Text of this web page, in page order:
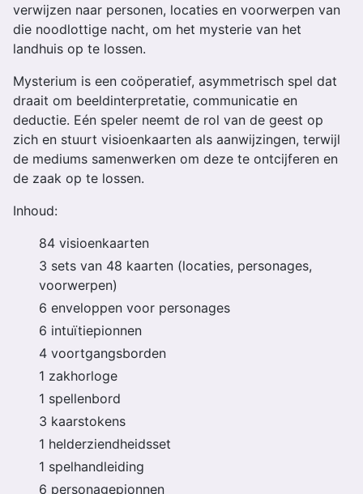
verwijzen naar personen, locaties en voorwerpen van
die noodlottige nacht, om het mysterie van het
landhuis op te lossen.
Mysterium is een coöperatief, asymmetrisch spel dat
draait om beeldinterpretatie, communicatie en
deductie. Eén speler neemt de rol van de geest op
zich en stuurt visioenkaarten als aanwijzingen, terwijl
de mediums samenwerken om deze te ontcijferen en
de zaak op te lossen.
Inhoud:
84 visioenkaarten
3 sets van 48 kaarten (locaties, personages,
voorwerpen)
6 enveloppen voor personages
6 intuïtiepionnen
4 voortgangsborden
1 zakhorloge
1 spellenbord
3 kaarstokens
1 helderziendheidsset
1 spelhandleiding
6 personagepionnen